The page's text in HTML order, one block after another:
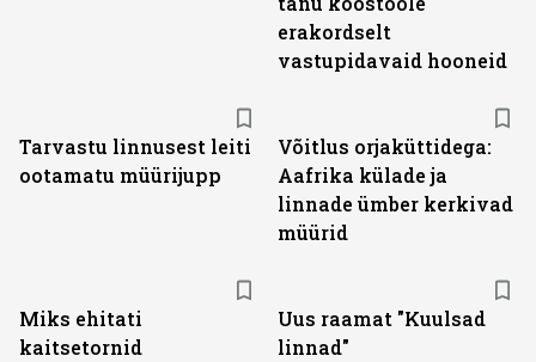
erakordselt
vastupidavaid hooneid
Tarvastu linnusest leiti
ootamatu müürijupp
Võitlus orjaküttidega:
Aafrika külade ja
linnade ümber kerkivad
müürid
Miks ehitati
kaitsetornid
Uus raamat "Kuulsad
linnad"